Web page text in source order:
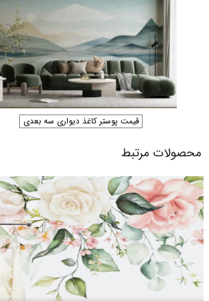
قیمت پوستر کاغذ دیواری سه بعدی
محصولات مرتبط